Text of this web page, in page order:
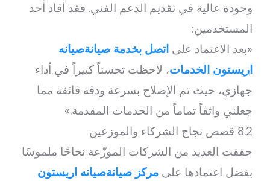
وجودة عالية في تقديم الدعم الفني. فقد أفاد أحد
المستخدمين:
«بعد الاعتماد علىاتصل بخدمة صيانةصيانه
اريستون الخدمات، لاحظت تحسناً كبيراً في أداء
جهازي، حيث تم الإصلاح بسرعة ودقة فائقة مما
جعلني واثقاً تماماً من الخدمات المقدمة.»
8.2 قصص نجاح الشركاء والموزعين
حققت العديد من الشركات الموزّعة نجاحًا ملموسًا
بفضل اعتمادها علىمركز صيانةصيانه اريستون